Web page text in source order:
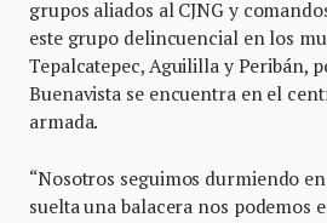
grupos aliados al CJNG y
este grupo delincuencial en los
Tepalcatepec, Aguililla y Peribán,
Buenavista se encuentra en el
armada.
“Nosotros seguimos durmiendo
suelta una balacera nos podemos